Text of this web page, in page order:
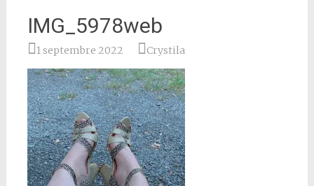
IMG_5978web
1 septembre 2022 Crystila